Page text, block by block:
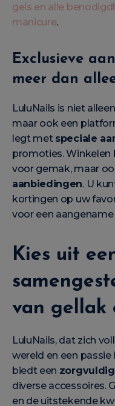
gels en alle
manicure.
Exclusieve
meer dan
LuluNails is niet
maar ook een
legt met speciale
promoties. Winkelen
voor gemak, maar
aanbiedingen. U
kortingen op uw
voor een
Kies uit
van gellak
LuluNails, dat zich
wereld en een
biedt een
diverse accessoires.
en de uitstekende